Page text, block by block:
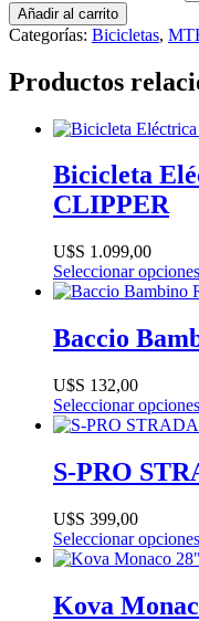
Añadir al carrito
Categorías: Bicicletas,
Productos
Bicicleta
CLIPPER
$
1.099,00
Seleccionar opciones
Baccio
$
132,00
Seleccionar opciones
S-PRO
$
399,00
Seleccionar opciones
Kova